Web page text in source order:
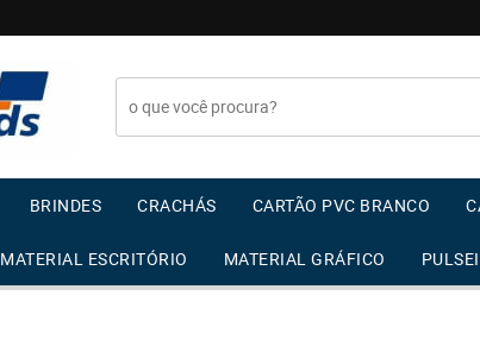
BRINDES CRACHÁS CARTÃO PVC BRANCO
MATERIAL ESCRITÓRIO MATERIAL GRÁFICO